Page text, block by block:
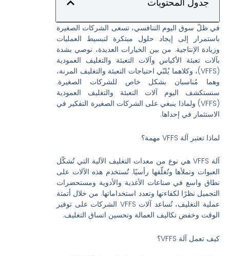
جدول المحتويات
في ظلّ سوق اليوم التنافسي، تسعى الشركات الصغيرة
باستمرار إلى إيجاد حلول مبتكرة لتبسيط العمليات
وزيادة الإنتاجية. من بين الخيارات العديدة، نوصي بشدة
بآلات تعبئة الأكياس وآلات التعبئة والتغليف العمودية
(VFFS)، وكلاهما يُلبّي احتياجات التعبئة والتغليف المرنة،
وهما مُناسبان بشكل خاص للشركات الصغيرة.
سنستكشف اليوم آلات التعبئة والتغليف العمودية
(VFFS) ولماذا ينبغي على الشركات الصغيرة التفكير في
الاستثمار في إحداها.
لماذا تعتبر آلة VFFS مهمة؟
آلة VFFS هي نوع من معدات التغليف الآلية التي تُشكّل
العبوات وتملأها وتُغلّفها رأسيًا. تُستخدم هذه الآلات على
نطاق واسع في صناعات الأغذية والأدوية ومستحضرات
التجميل نظرًا لكفاءتها وتعدد استخداماتها. من خلال أتمتة
عملية التغليف، تُساعد آلات VFFS الشركات على توفير
الوقت وخفض تكاليف العمالة وتحسين اتساق التغليف.
كيف تعمل آلة VFFS؟